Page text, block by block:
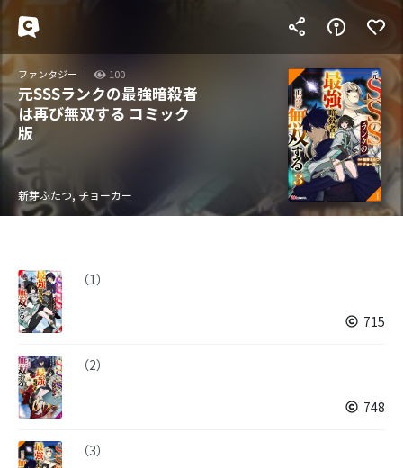
ファンタジー 100
元SSSランクの最強暗殺者
は再び無双する コミック
版
新芽ふたつ, チョーカー
（1）
715
（2）
748
（3）